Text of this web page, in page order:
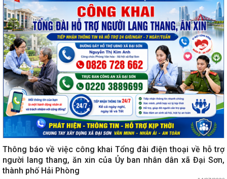
Thông báo về việc công khai Tổng đài điện thoại về hỗ trợ
người lang thang, ăn xin của Ủy ban nhân dân xã Đại Sơn,
thành phố Hải Phòng